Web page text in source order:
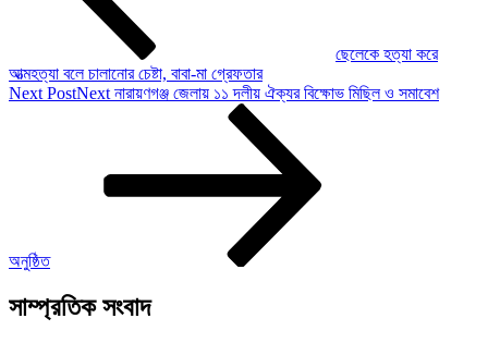
ছেলেকে হত্যা করে
আত্মহত্যা বলে চালানোর চেষ্টা, বাবা-মা গ্রেফতার
Next PostNext নারায়ণগঞ্জ জেলায় ১১ দলীয় ঐক্যর বিক্ষোভ মিছিল ও সমাবেশ
অনুষ্ঠিত
সাম্প্রতিক সংবাদ